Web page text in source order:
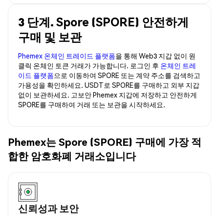
3 단계. Spore (SPORE) 안전하게
구매 및 보관
Phemex 온체인 트레이드 플랫폼을 통해 Web3 지갑 없이 원
클릭 온체인 토큰 거래가 가능합니다. 로그인 후 온체인 트레
이드 플랫폼으로 이동하여 SPORE 또는 계약 주소를 검색하고
가용성을 확인하세요. USDT로 SPORE를 구매하고 외부 지갑
없이 보관하세요. 고보안 Phemex 지갑에 저장하고 안전하게
SPORE를 구매하여 거래 또는 보관을 시작하세요.
Phemex는 Spore (SPORE) 구매에 가장 적
합한 암호화폐 거래소입니다
신뢰성과 보안